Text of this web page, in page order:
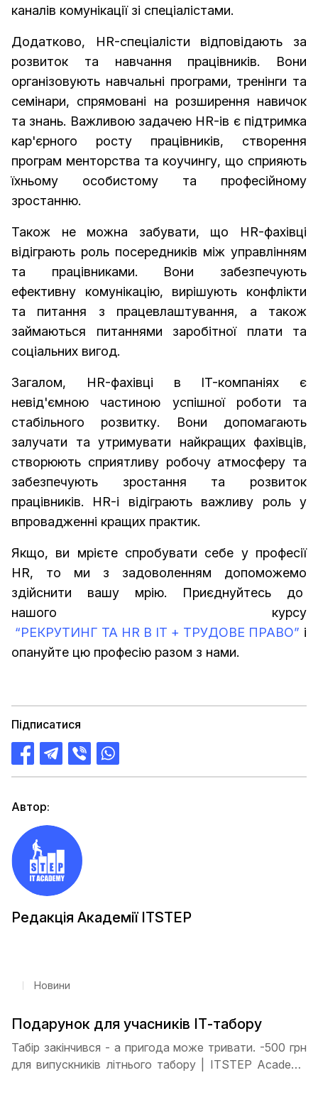
каналів комунікації зі спеціалістами.
Додатково, HR-спеціалісти відповідають за
розвиток та навчання працівників. Вони
організовують навчальні програми, тренінги та
семінари, спрямовані на розширення навичок
та знань. Важливою задачею HR-ів є підтримка
кар'єрного росту працівників, створення
програм менторства та коучингу, що сприяють
їхньому особистому та професійному
зростанню.
Також не можна забувати, що HR-фахівці
відіграють роль посередників між управлінням
та працівниками. Вони забезпечують
ефективну комунікацію, вирішують конфлікти
та питання з працевлаштування, а також
займаються питаннями заробітної плати та
соціальних вигод.
Загалом, HR-фахівці в IT-компаніях є
невід'ємною частиною успішної роботи та
стабільного розвитку. Вони допомагають
залучати та утримувати найкращих фахівців,
створюють сприятливу робочу атмосферу та
забезпечують зростання та розвиток
працівників. HR-і відіграють важливу роль у
впровадженні кращих практик.
Якщо, ви мрієте спробувати себе у професії
HR, то ми з задоволенням допоможемо
здійснити вашу мрію. Приєднуйтесь до
нашого курсу
“РЕКРУТИНГ ТА HR В ІТ + ТРУДОВЕ ПРАВО” і
опануйте цю професію разом з нами.
Підписатися
Автор:
Редакція Академії ITSTEP
Новини
Подарунок для учасників ІТ-табору
Табір закінчився - а пригода може тривати. -500 грн
для випускників літнього табору | ITSTEP Academy